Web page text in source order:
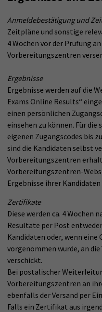
Anmeldebestätigung und
Zeitpläne und sonstige
4 Wochen vor der Prüfung
Vorbereitungszentren
Ergebnisse
Ergebnisse werden auf die
Exams Online Results“
einen persönlichen
einsehen zu können. Für die
eigenen Zugangscodes bis
sind die Kandidaten selbst
Vorbereitungszentren
Vorbereitungszentren-
Ergebnisse ihrer
Zertifikate
Diese werden ca. 4 Wochen
Resultate per Post
Kandidaten oder, wenn eine
vorgenommen wurde, an
verschickt.
Bei postalischer
Vorbereitungszentren an
ebenfalls der Versand per
Falls ein Zertifikat aus